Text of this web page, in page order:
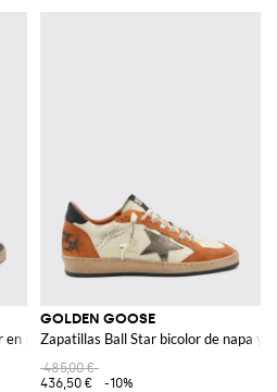
en piel y ante
GOLDEN GOOSE
Zapatillas Ball Star bicolor de napa y
485,00 €
436,50 €
-10%